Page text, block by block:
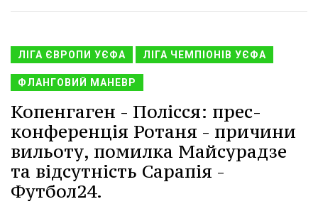
ЛІГА ЄВРОПИ УЄФА ЛІГА ЧЕМПІОНІВ УЄФА
ФЛАНГОВИЙ МАНЕВР
Копенгаген - Полісся: прес-
конференція Ротаня - причини
вильоту, помилка Майсурадзе
та відсутність Сарапія -
Футбол24.